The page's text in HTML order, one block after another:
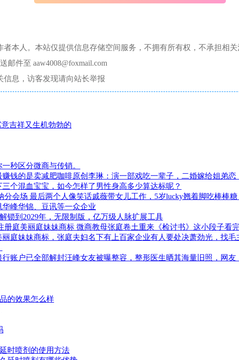
本人。本站仅提供信息存储空间服务，不拥有所有权，不承担相
件至 aaw4008@foxmail.com
信息，访客发现请向站长举报
吉祥又生机勃勃的
秒区分微商与传销。
钱的是卖减肥咖啡原创李琳：演一部戏吃一辈子，二婚嫁给姐弟
个混血宝宝，如今怎样了男性身高多少算达标呢？
会场 最后两个人像笑话戚薇带女儿工作，5岁lucky翘着脚吃棒棒
峰华锦、豆讯等一众企业
锁到2029年，无限制版，亿万级人脉扩展工具
庭美丽庭妹妹商标 微商教母张庭卷土重来《检讨书》这小段子看
庭妹妹商标，张庭夫妇名下有上百家企业有人要处决萧劲光，找毛
账户已全部解封汪峰女友被曝整容，整形医生晒其海量旧照，网友
的效果怎么样
时喷剂的使用方法